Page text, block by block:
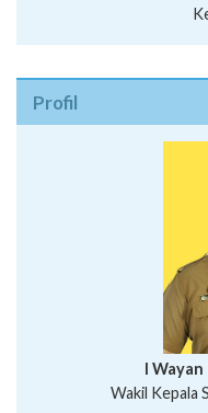
Profil
Putu
I Wayan
Wakil Kepala
I Wayan Gede
Ni